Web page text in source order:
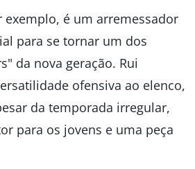
exemplo, é um arremessador
para se tornar um dos
da nova geração. Rui
ofensiva ao elenco,
da temporada irregular,
para os jovens e uma peça